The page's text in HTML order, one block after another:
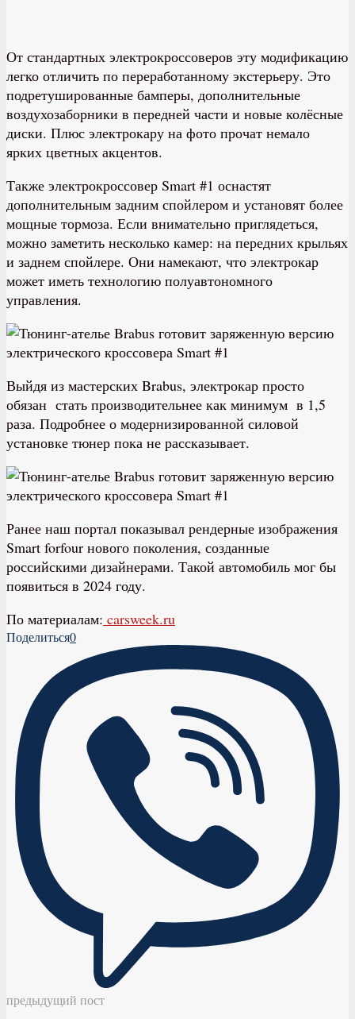
От стандартных электрокроссоверов эту модификацию
легко отличить по переработанному экстерьеру. Это
подретушированные бамперы, дополнительные
воздухозаборники в передней части и новые колёсные
диски. Плюс электрокару на фото прочат немало
ярких цветных акцентов.
Также электрокроссовер Smart #1 оснастят
дополнительным задним спойлером и установят более
мощные тормоза. Если внимательно приглядеться,
можно заметить несколько камер: на передних крыльях
и заднем спойлере. Они намекают, что электрокар
может иметь технологию полуавтономного
управления.
Выйдя из мастерских Brabus, электрокар просто
обязан стать производительнее как минимум в 1,5
раза. Подробнее о модернизированной силовой
установке тюнер пока не рассказывает.
Ранее наш портал показывал рендерные изображения
Smart forfour нового поколения, созданные
российскими дизайнерами. Такой автомобиль мог бы
появиться в 2024 году.
По материалам: carsweek.ru
Поделиться0
предыдущий пост